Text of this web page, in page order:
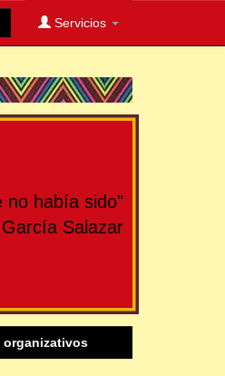
Servicios
no había sido"
Salazar
organizativos